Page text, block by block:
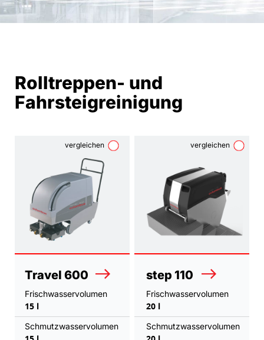
Rolltreppen- und
Fahrsteigreinigung
vergleichen
Travel 600
Frischwasservolumen
15 l
Schmutzwasservolumen
vergleichen
step 110
Frischwasservolumen
20 l
Schmutzwasservolumen